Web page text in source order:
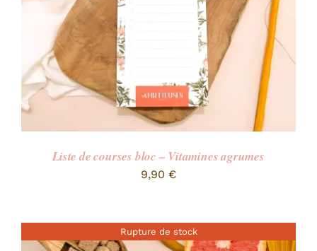
Liste de courses bloc – Vitamines agrumes
9,90 €
Rupture de stock